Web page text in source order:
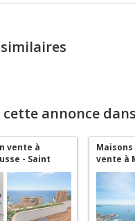
cette annonce dans
vente à
- Saint
vente à
Saint